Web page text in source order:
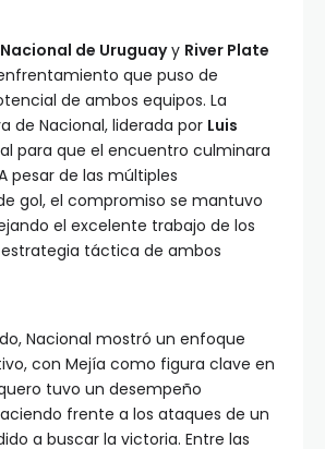
Nacional de Uruguayy River Plate
que puso de
de ambos equipos. La
de Nacional, liderada por Luis
para que el encuentro culminara
pesar de las múltiples
gol, el compromiso se mantuvo
el excelente trabajo de los
táctica de ambos
Nacional mostró un enfoque
con Mejía como figura clave en
tuvo un desempeño
frente a los ataques de un
a buscar la victoria. Entre las